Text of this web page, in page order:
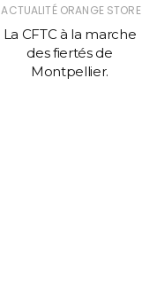
ACTUALITÉ ORANGE STORE
La CFTC à la marche
des fiertés de
Montpellier.